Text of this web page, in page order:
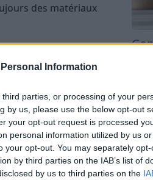
Information
parties, or processing of your
by us, please use the below opt-out
your opt-out request is processed
personal information utilized by us
your opt-out. You may separately
by third parties on the IAB’s list of
by us to third parties on the
des matériaux
des traces d’eau ou
un résultat sans
sans traces
Tri
du